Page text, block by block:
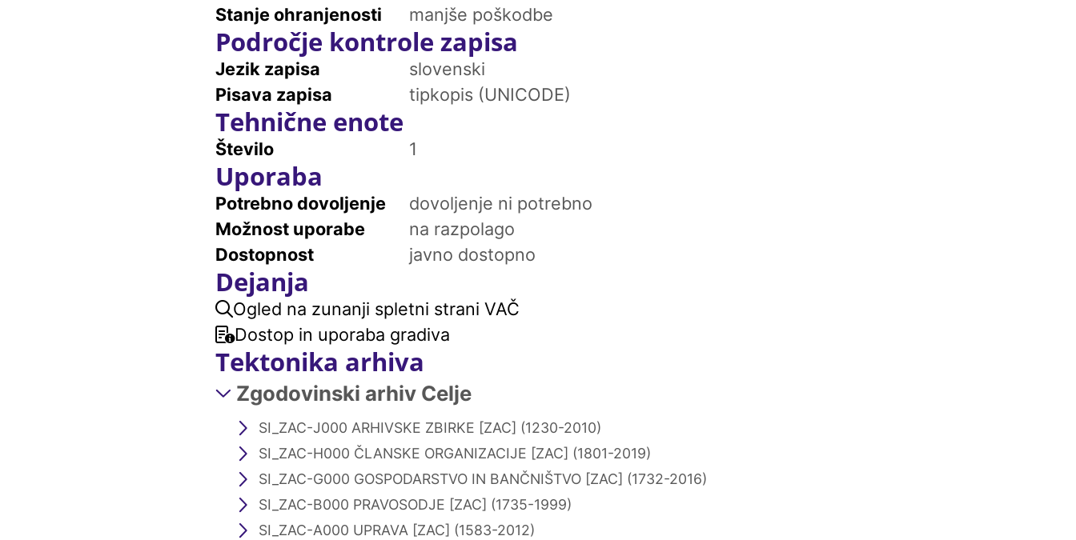
Stanje ohranjenosti
manjše poškodbe
Področje kontrole zapisa
Jezik zapisa
slovenski
Pisava zapisa
tipkopis (UNICODE)
Tehnične enote
Število 1
Uporaba
Potrebno dovoljenje
dovoljenje ni potrebno
Možnost uporabe
na razpolago
Dostopnost
javno dostopno
Dejanja
Ogled na zunanji spletni strani VAČ
Dostop in uporaba gradiva
Tektonika arhiva
Zgodovinski arhiv Celje
SI_ZAC-J000 ARHIVSKE ZBIRKE [ZAC] (1230-2010)
SI_ZAC-H000 ČLANSKE ORGANIZACIJE [ZAC] (1801-2019)
SI_ZAC-G000 GOSPODARSTVO IN BANČNIŠTVO [ZAC] (1732-2016)
SI_ZAC-B000 PRAVOSODJE [ZAC] (1735-1999)
SI_ZAC-A000 UPRAVA [ZAC] (1583-2012)